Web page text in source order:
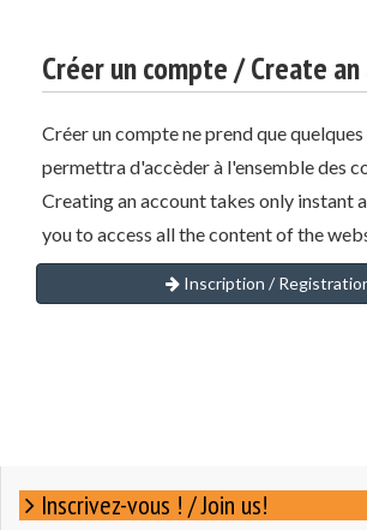
Créer un compte / Create an
Créer un compte ne prend que
permettra d'accèder à l'ensemble des
Creating an account takes only instant
you to access all the content of the
Inscription /
Inscrivez-vous ! / Join us!